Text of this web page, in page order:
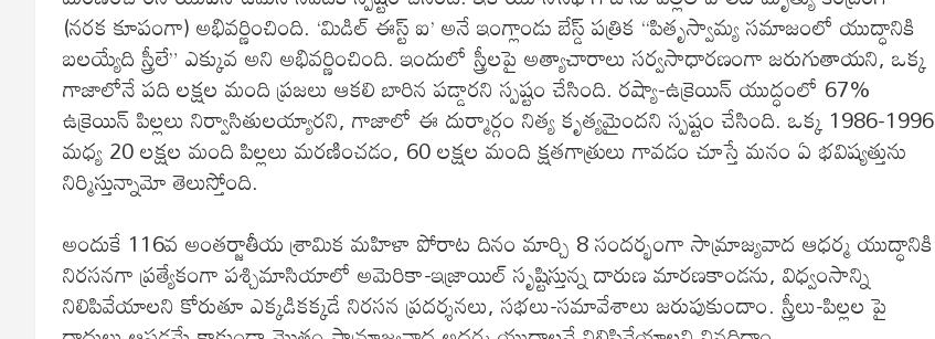
(నరక కూపంగా) అభివర్ణించింది. ‘మిడిల్ ఈస్ట్ ఐ’ అనే ఇంగ్లాండు బేస్డ్ పత్రిక “పితృస్వామ్య సమాజంలో యుద్ధానికి
బలయ్యేది స్త్రీలే” ఎక్కువ అని అభివర్ణించింది. ఇందులో స్త్రీలపై అత్యాచారాలు సర్వసాధారణంగా జరుగుతాయని, ఒక్క
గాజాలోనే పది లక్షల మంది ప్రజలు ఆకలి బారిన పడ్డారని స్పష్టం చేసింది. రష్యా-ఉక్రెయిన్ యుద్ధంలో 67%
ఉక్రెయిన్ పిల్లలు నిర్వాసితులయ్యారని, గాజాలో ఈ దుర్మార్గం నిత్య కృత్యమైందని స్పష్టం చేసింది. ఒక్క 1986-1996
మధ్య 20 లక్షల మంది పిల్లలు మరణించడం, 60 లక్షల మంది క్షతగాత్రులు గావడం చూస్తే మనం ఏ భవిష్యత్తును
నిర్మిస్తున్నామో తెలుస్తోంది.
అందుకే 116వ అంతర్జాతీయ శ్రామిక మహిళా పోరాట దినం మార్చి 8 సందర్భంగా సామ్రాజ్యవాద ఆధర్మ యుద్ధానికి
నిరసనగా ప్రత్యేకంగా పశ్చిమాసియాలో అమెరికా-ఇజ్రాయిల్ సృష్టిస్తున్న దారుణ మారణకాండను, విధ్వంసాన్ని
నిలిపివేయాలని కోరుతూ ఎక్కడికక్కడే నిరసన ప్రదర్శనలు, సభలు-సమావేశాలు జరుపుకుందాం. స్త్రీలు-పిల్లల పై